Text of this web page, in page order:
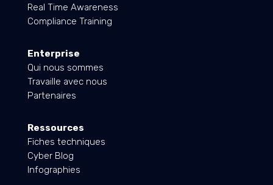
Real Time Awareness
Compliance Training
Enterprise
Qui nous sommes
Travaille avec nous
Partenaires
Ressources
Fiches techniques
Cyber Blog
Infographies